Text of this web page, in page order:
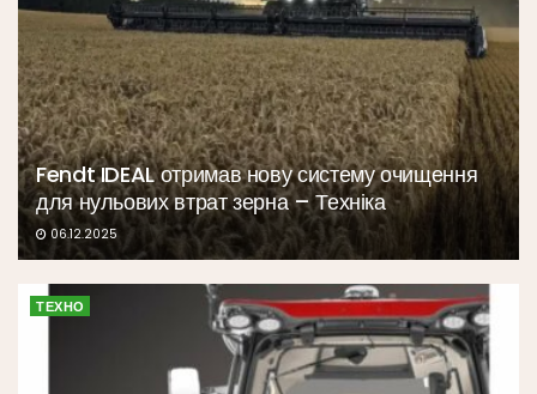
Fendt IDEAL отримав нову систему очищення
для нульових втрат зерна – Техніка
06.12.2025
ТЕХНО